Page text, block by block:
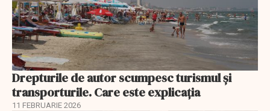
Drepturile de autor scumpesc turismul și
transporturile. Care este explicația
11 FEBRUARIE 2026